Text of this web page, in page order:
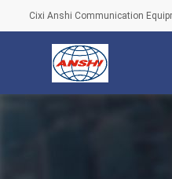
Cixi Anshi Communication